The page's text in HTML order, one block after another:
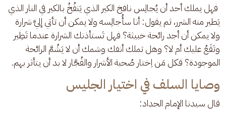
فهل يملك أحد أن يُجالِس نافخ الكير الذي يَنفُخُ بالكير في النار الذي
يَطير منه الشرر، ثم يقول: أنا سأُجالِسه ولا يمكن أن تأتي إليَّ شرارة
ولا يمكن أن أجد رائحة خبيثة؟ فهل تَستأذنك الشرارة عندما تَطِير
وتَقَعُ عليك أم لا؟ وهل تملك أنفك وشمك أن لا يَشُمَّ الرائحة
الموجودة؟ فكل مَن اِختار صُحبة الأشرار والفُجَّار لا بد أن يتأثر بهم.
وصايا السلف في اختيار الجليس
قال سيدنا الإمام الحداد: